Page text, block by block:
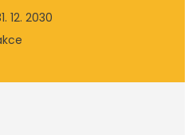
12. 2030